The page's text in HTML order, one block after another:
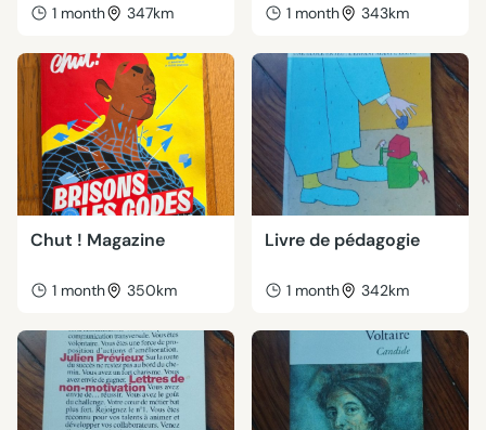
1 month 347km 1 month 343km
Chut ! Magazine
1 month 350km
Livre de pédagogie
1 month 342km